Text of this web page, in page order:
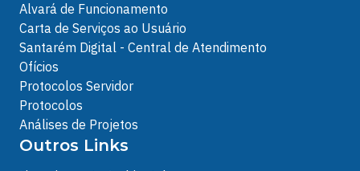
Alvará de Funcionamento
Carta de Serviços ao Usuário
Santarém Digital - Central de Atendimento
Ofícios
Protocolos Servidor
Protocolos
Análises de Projetos
Outros Links